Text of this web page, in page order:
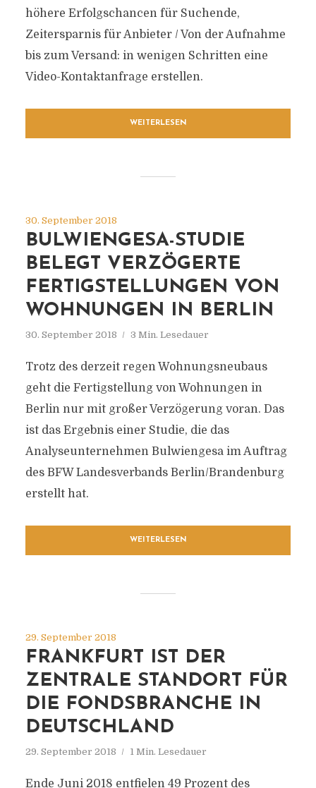
höhere Erfolgschancen für Suchende,
Zeitersparnis für Anbieter / Von der Aufnahme
bis zum Versand: in wenigen Schritten eine
Video-Kontaktanfrage erstellen.
WEITERLESEN
30. September 2018
BULWIENGESA-STUDIE
BELEGT VERZÖGERTE
FERTIGSTELLUNGEN VON
WOHNUNGEN IN BERLIN
30. September 2018 3 Min. Lesedauer
Trotz des derzeit regen Wohnungsneubaus
geht die Fertigstellung von Wohnungen in
Berlin nur mit großer Verzögerung voran. Das
ist das Ergebnis einer Studie, die das
Analyseunternehmen Bulwiengesa im Auftrag
des BFW Landesverbands Berlin/Brandenburg
erstellt hat.
WEITERLESEN
29. September 2018
FRANKFURT IST DER
ZENTRALE STANDORT FÜR
DIE FONDSBRANCHE IN
DEUTSCHLAND
29. September 2018 1 Min. Lesedauer
Ende Juni 2018 entfielen 49 Prozent des